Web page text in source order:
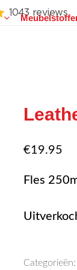
€19.95
Fles
Categorieën: